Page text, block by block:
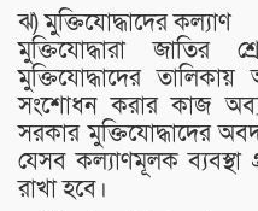
ঝ) মুক্তিযোদ্ধাদের কল্যাণ
মুক্তিযোদ্ধারা জাতির
মুক্তিযোদ্ধাদের
সংশোধন করার কাজ
সরকার মুক্তিযোদ্ধাদের
যেসব কল্যাণমূলক
রাখা হবে।